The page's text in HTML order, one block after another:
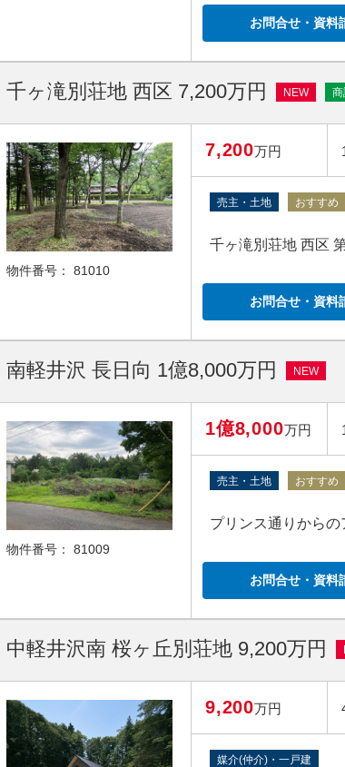
お問合せ・資料
千ヶ滝別荘地 西区 7,200万円 NEW 商
物件番号： 81010
7,200万円
売主・土地 おすすめ
千ヶ滝別荘地 西区
お問合せ・資料
南軽井沢 長日向 1億8,000万円 NEW
物件番号： 81009
1億8,000万円
売主・土地 おすすめ
プリンス通りから
お問合せ・資料
中軽井沢南 桜ヶ丘別荘地 9,200万円
9,200万円
媒介(仲介)・一戸建